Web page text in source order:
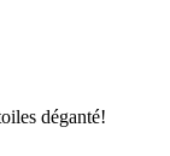
déganté!